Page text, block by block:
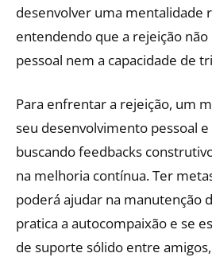
desenvolver uma mentalidade
entendendo que a rejeição
pessoal nem a capacidade de
Para enfrentar a rejeição, um
seu desenvolvimento pessoal
buscando feedbacks
na melhoria contínua. Ter
poderá ajudar na manutenção
pratica a autocompaixão e se
de suporte sólido entre